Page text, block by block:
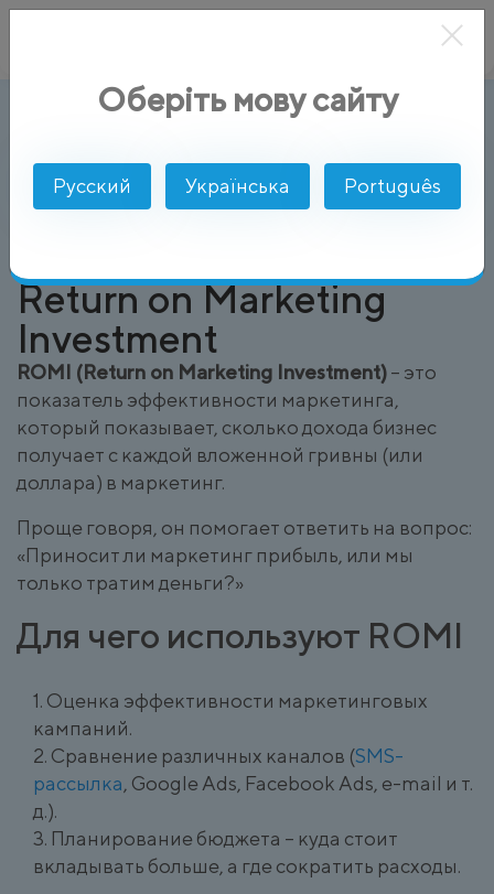
Глоссарий ROMI (Return on Marketing
Return on Marketing
Investment
ROMI (Return on Marketing Investment)– это
показатель эффективности маркетинга,
который показывает, сколько дохода бизнес
получает с каждой вложенной гривны (или
доллара) в маркетинг.
Проще говоря, он помогает ответить на вопрос:
«Приносит ли маркетинг прибыль, или мы
только тратим деньги?»
Для чего используют ROMI
Оценка эффективности маркетинговых
кампаний.
Сравнение различных каналов (SMS-
рассылка, Google Ads, Facebook Ads, e-mail и т.
д.).
Планирование бюджета – куда стоит
вкладывать больше, а где сократить расходы.
Оберіть мову сайту
Русский Українська Português